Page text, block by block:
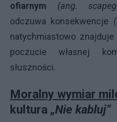
ofiarnym
(ang.
odczuwa konsekwencje
natychmiastowo
poczucie własnej
słuszności.
Moralny wymiar
kultura „Nie kabluj”